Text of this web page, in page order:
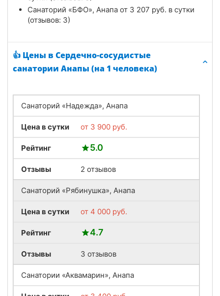
Санаторий «БФО», Анапа от 3 207 руб. в сутки
(отзывов: 3)
👍 Цены в Сердечно-сосудистые
санатории Анапы (на 1 человека)
Санаторий «Надежда», Анапа
Цена в сутки от 3 900 руб.
Рейтинг 5.0
Отзывы 2 отзывов
Санаторий «Рябинушка», Анапа
Цена в сутки от 4 000 руб.
Рейтинг 4.7
Отзывы 3 отзывов
Санатории «Аквамарин», Анапа